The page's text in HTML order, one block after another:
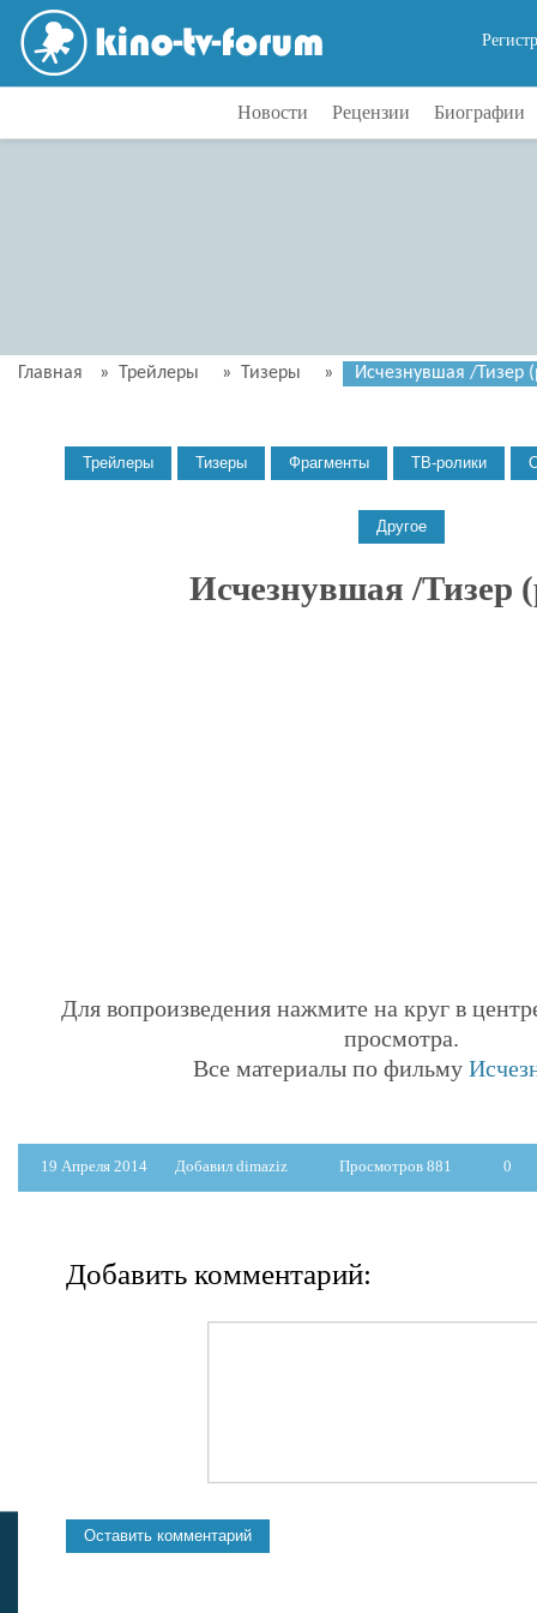
Новости Рецензии Биографии
Главная » Трейлеры » Тизеры » Исчезнувшая /Тизер
Исчезнувшая /Тизер
Для вопроизведения нажмите на круг в
просмотра.
Все материалы по фильму
19 Апреля 2014 Добавил dimaziz Просмотров 881 0
Добавить комментарий: